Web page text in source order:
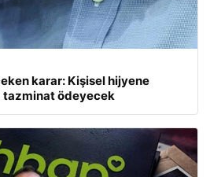
karar: Kişisel hijyene
ödeyecek